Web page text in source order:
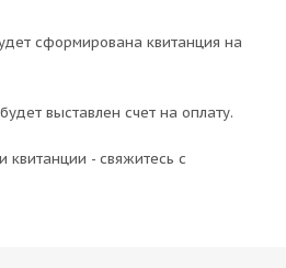
сформирована квитанция на
выставлен счет на оплату.
квитанции - свяжитесь с